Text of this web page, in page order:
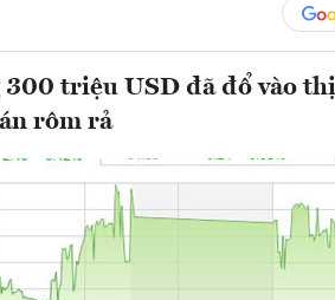
triệu USD đã đổ vào
rôm rả